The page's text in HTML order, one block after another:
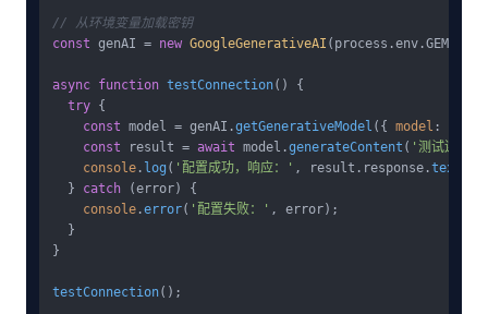
// 从环境变量加载密钥
const genAI = new GoogleGenerativeAI (process.env .
async function testConnection( ) {
try {
const model = genAI.getGenerativeModel ({ model :
const result = await model.generateContent ( '测试连接'
console . log ( '配置成功，响应：' , result. response .text
  }
catch (error) {
console .error( '配置失败：' , error);
  }
}
testConnection